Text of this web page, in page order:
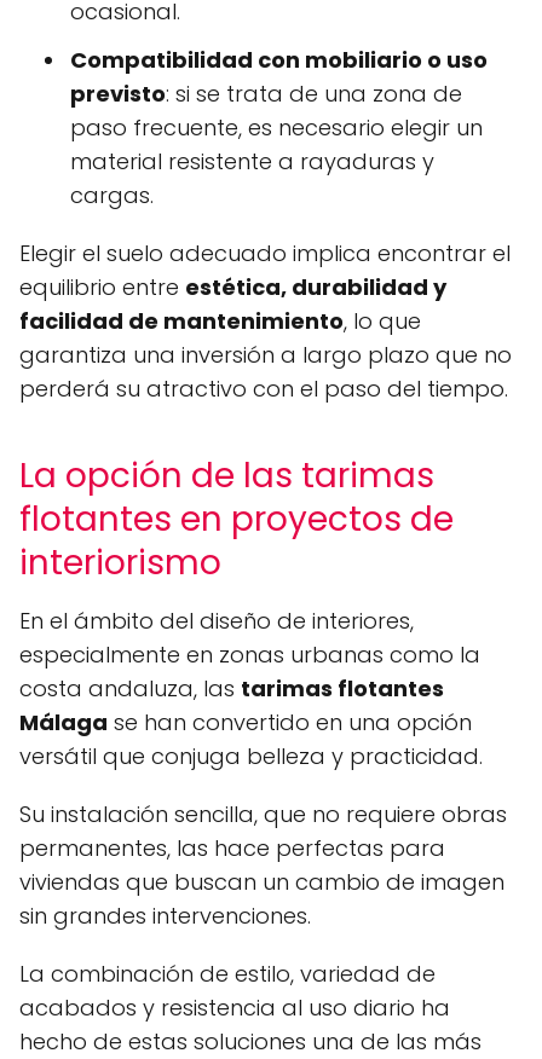
ocasional.
Compatibilidad con mobiliario o uso
previsto: si se trata de una zona de
paso frecuente, es necesario elegir un
material resistente a rayaduras y
cargas.
Elegir el suelo adecuado implica encontrar el
equilibrio entre estética, durabilidad y
facilidad de mantenimiento, lo que
garantiza una inversión a largo plazo que no
perderá su atractivo con el paso del tiempo.
La opción de las tarimas
flotantes en proyectos de
interiorismo
En el ámbito del diseño de interiores,
especialmente en zonas urbanas como la
costa andaluza, las tarimas flotantes
Málaga se han convertido en una opción
versátil que conjuga belleza y practicidad.
Su instalación sencilla, que no requiere obras
permanentes, las hace perfectas para
viviendas que buscan un cambio de imagen
sin grandes intervenciones.
La combinación de estilo, variedad de
acabados y resistencia al uso diario ha
hecho de estas soluciones una de las más